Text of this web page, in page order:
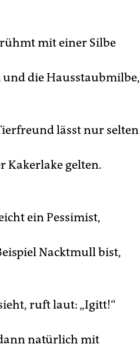
mit einer Silbe
die Hausstaubmilbe,
lässt nur selten
Kakerlake gelten.
ein Pessimist,
Nacktmull bist,
ruft laut: „Igitt!“
natürlich mit